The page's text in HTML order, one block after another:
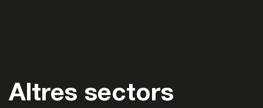
Altres sectors